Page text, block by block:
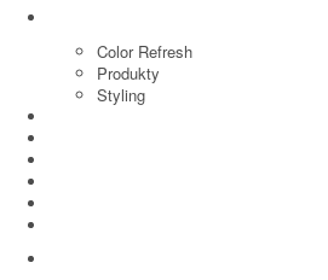
Color Refresh
Produkty
Styling